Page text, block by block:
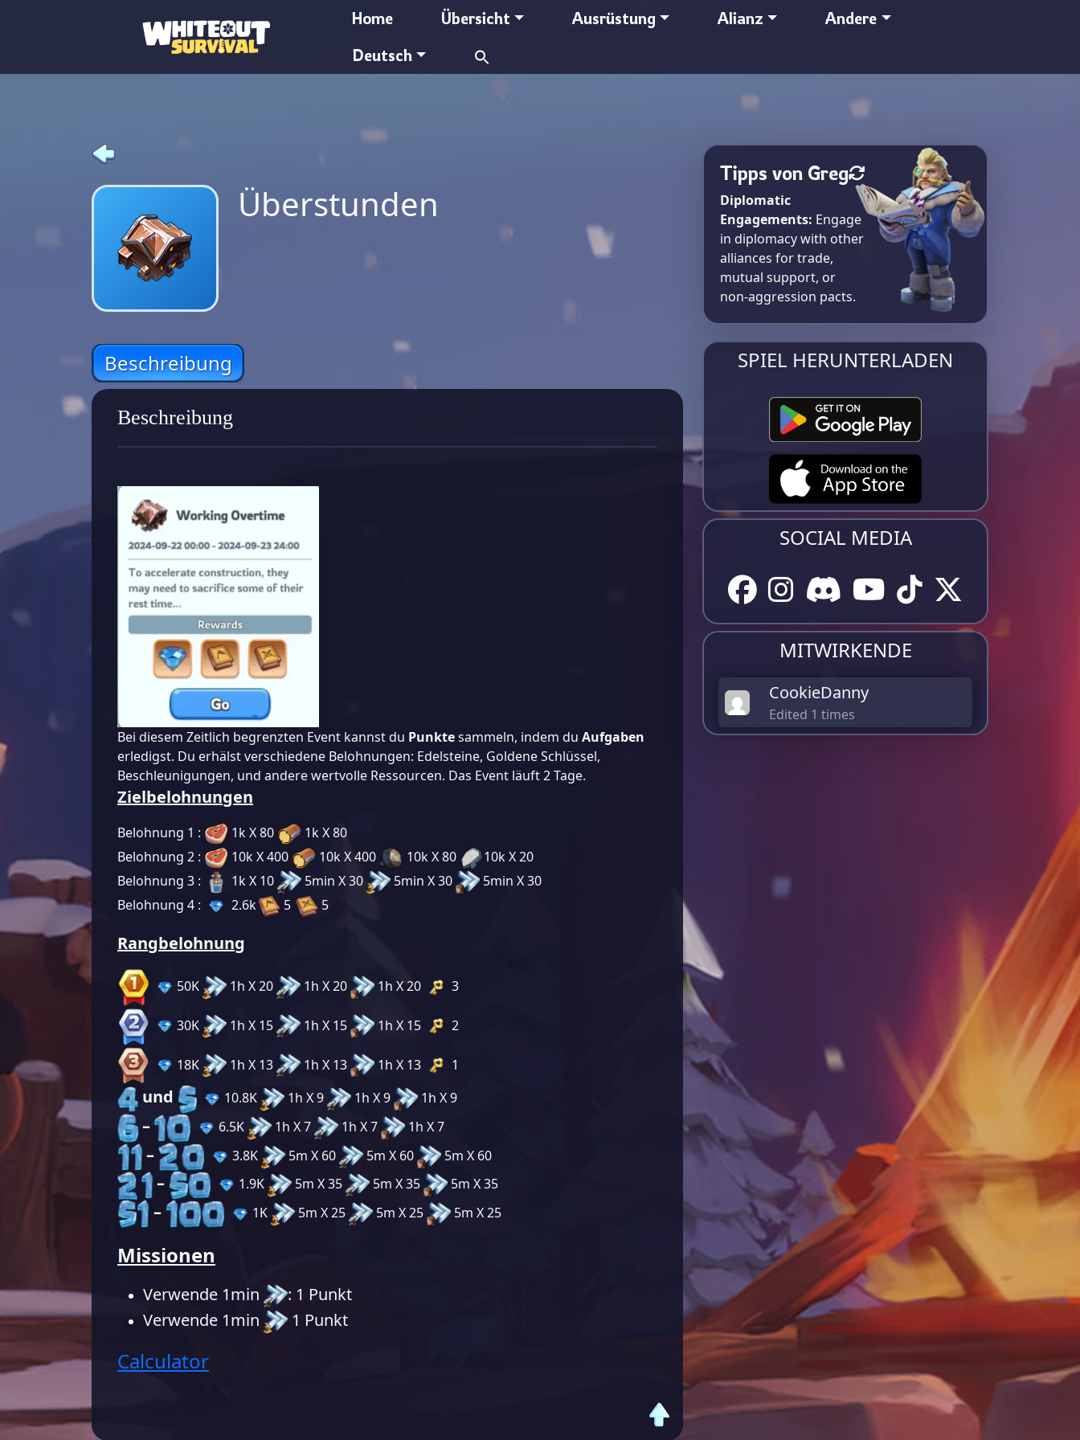
Home Übersicht Ausrüstung Alianz
Andere
Deutsch
for:
Überstunden
Beschreibung
Beschreibung
Bei diesem Zeitlich begrenzten Event kannst du Punktesammeln, indem du Aufgaben
erledigst. Du erhälst verschiedene Belohnungen: Edelsteine, Goldene Schlüssel,
Beschleunigungen, und andere wertvolle Ressourcen. Das Event läuft 2 Tage.
Zielbelohnungen
Belohnung 1 : 1k X 80
1k X 80
Belohnung 2 :
10k X 400 10k X 400 10k X 80
10k X 20
Belohnung 3 :
1k X 10 5min X 30 5min X 30
5min X 30
Belohnung 4 :
2.6k 5 5
Rangbelohnung
50K 1h X 20 1h X 20 1h X 20 3
30K 1h X 15 1h X 15 1h X 15 2
18K 1h X 13 1h X 13 1h X 13 1
und 10.8K 1h X 9 1h X 9 1h X 9
– 6.5K 1h X 7 1h X 7 1h X 7
– 3.8K 5m X 60 5m X 60 5m X 60
– 1.9K 5m X 35 5m X 35 5m X 35
– 1K 5m X 25 5m X 25 5m X 25
Missionen
Verwende 1min
: 1 Punkt
Verwende 1min
1 Punkt
Calculator
Tipps von Greg
Diplomatic
Engagements: Engage
in diplomacy with other
alliances for trade,
mutual support, or
non-aggression pacts.
SPIEL HERUNTERLADEN
SOCIAL MEDIA
MITWIRKENDE
CookieDanny
Edited 1 times